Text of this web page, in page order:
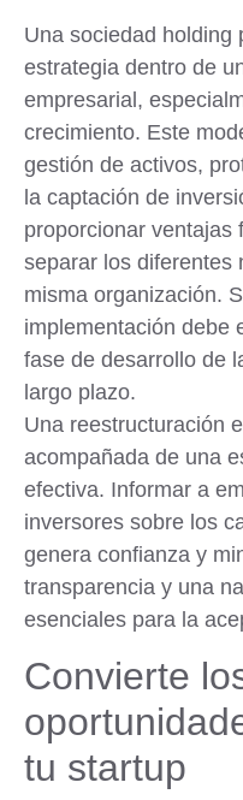
Una sociedad holding
estrategia dentro de
empresarial,
crecimiento. Este
gestión de activos,
la captación de
proporcionar ventajas
separar los diferentes
misma organización.
implementación debe
fase de desarrollo de
largo plazo.
Una reestructuración
acompañada de una
efectiva. Informar a
inversores sobre los
genera confianza y
transparencia y una
esenciales para la
Convierte
tu startup